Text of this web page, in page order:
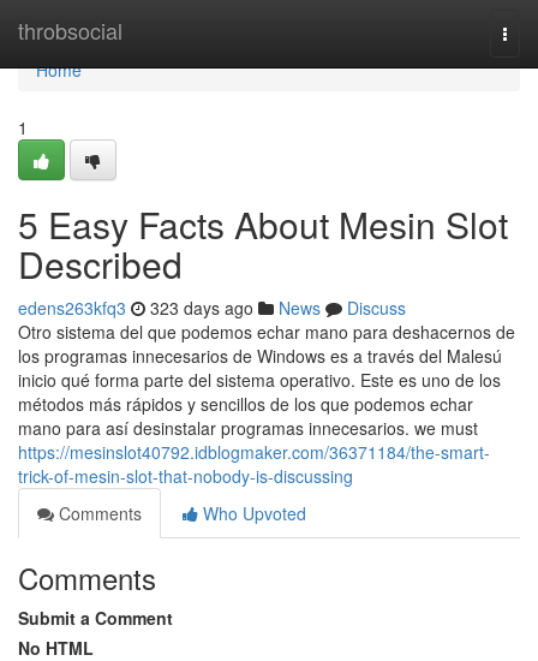
throbsocial
Home
Home
1
5 Easy Facts About Mesin Slot
Described
edens263kfq3 323 days ago News
Discuss
Otro sistema del que podemos echar mano para deshacernos de
los programas innecesarios de Windows es a través del Malesú
inicio qué forma parte del sistema operativo. Este es uno de los
métodos más rápidos y sencillos de los que podemos echar
mano para así desinstalar programas innecesarios. we must
https://mesinslot40792.idblogmaker.com/36371184/the-smart-
trick-of-mesin-slot-that-nobody-is-discussing
Comments
Who Upvoted
Comments
Submit a Comment
No HTML